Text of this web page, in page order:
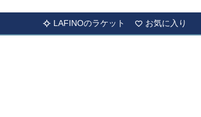
LAFINOのラケット お気に入り